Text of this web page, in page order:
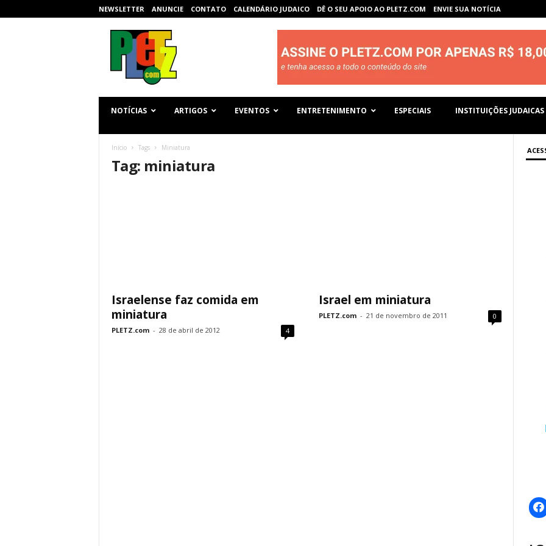
NEWSLETTER ANUNCIE CONTATO CALENDÁRIO JUDAICO DÊ O SEU APOIO AO PLETZ.COM ENVIE SUA NOTÍCIA
NOTÍCIAS ARTIGOS EVENTOS ENTRETENIMENTO ESPECIAIS INSTITUIÇÕES JUDAICAS
Início Tags Miniatura
Tag: miniatura
Israelense faz comida em
miniatura
PLETZ.com - 28 de abril de 2012 4
Israel em miniatura
PLETZ.com - 21 de novembro de 2011 0